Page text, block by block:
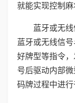
就能实现控制麻
蓝牙或无
蓝牙或无线信
好牌型等指令
号后驱动内部
码牌过程中进行